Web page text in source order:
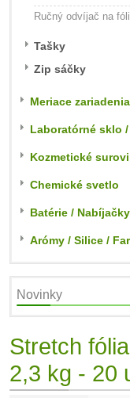
Ručný odvíjač na
Tašky
Zip sáčky
Meriace zariadenia
Laboratórné sklo
Kozmetické
Chemické svetlo
Batérie / Nabíjačky
Arómy / Silice /
Novinky
Stretch
2,3 kg - 20